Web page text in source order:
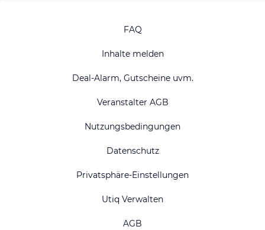
FAQ
Inhalte melden
Deal-Alarm, Gutscheine uvm.
Veranstalter AGB
Nutzungsbedingungen
Datenschutz
Privatsphäre-Einstellungen
Utiq Verwalten
AGB